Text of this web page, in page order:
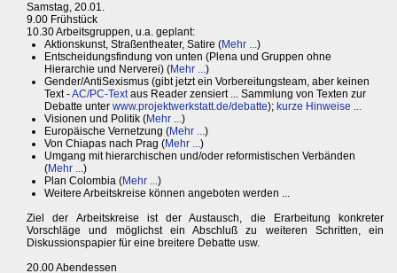
Samstag, 20.01.
9.00 Frühstück
10.30 Arbeitsgruppen, u.a. geplant:
Aktionskunst, Straßentheater, Satire (Mehr ...)
Entscheidungsfindung von unten (Plena und Gruppen ohne
Hierarchie und Nerverei) (Mehr ...)
Gender/AntiSexismus (gibt jetzt ein Vorbereitungsteam, aber keinen
Text -AC/PC-Textaus Reader zensiert ... Sammlung von Texten zur
Debatte unter www.projektwerkstatt.de/debatte); kurze Hinweise ...
Visionen und Politik (Mehr ...)
Europäische Vernetzung (Mehr ...)
Von Chiapas nach Prag (Mehr ...)
Umgang mit hierarchischen und/oder reformistischen Verbänden
(Mehr ...)
Plan Colombia (Mehr ...)
Weitere Arbeitskreise können angeboten werden ...
Ziel der Arbeitskreise ist der Austausch, die Erarbeitung konkreter
Vorschläge und möglichst ein Abschluß zu weiteren Schritten, ein
Diskussionspapier für eine breitere Debatte usw.
20.00 Abendessen